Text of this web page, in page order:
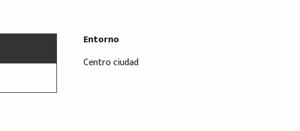
Entorno
Entorno
Centro ciudad